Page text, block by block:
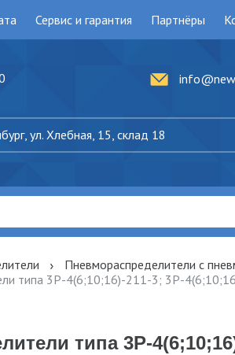
Сервис и гарантия Партнёры
ул. Хлебная, 15, склад 18
Пневмораспределители с
типа 3Р-4(6;10;16)-211-3; 3Р-
типа 3Р-